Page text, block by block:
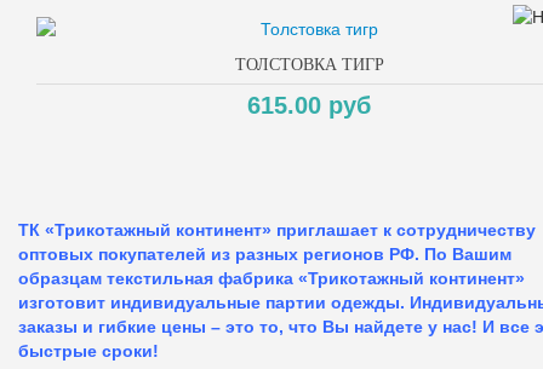
ТОЛСТОВКА ТИГР
615.00 руб
ТК «Трикотажный континент» приглашает к сотрудничеству
оптовых покупателей из разных регионов РФ. По Вашим
образцам текстильная фабрика «Трикотажный континент»
изготовит индивидуальные партии одежды.
заказы и гибкие цены – это то, что Вы найдете у нас! И все
быстрые сроки!